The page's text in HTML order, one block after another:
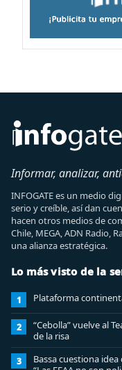
Informar, analizar,
INFOGATE es un medio
serio y creíble, así dan
hacen otros medios de
Chile, MEGA, ADN Radio,
una alianza estratégica.
Lo más visto de la
1 Plataforma
2
“Cebolla” vuelve al
de la risa
3
Bassa cuestiona